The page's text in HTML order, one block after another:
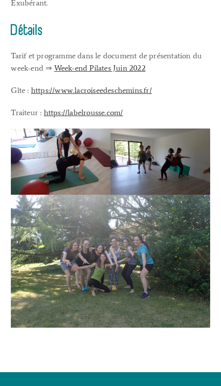
Exubérant.
Détails
Tarif et programme dans le document de présentation du
week-end ⇒ Week-end Pilates Juin 2022
Gîte : https://www.lacroiseedeschemins.fr/
Traiteur : https://labelrousse.com/